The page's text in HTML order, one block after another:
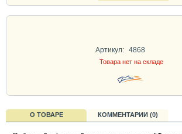
Артикул: 4868
Товара нет на складе
О ТОВАРЕ КОММЕНТАРИИ (0)